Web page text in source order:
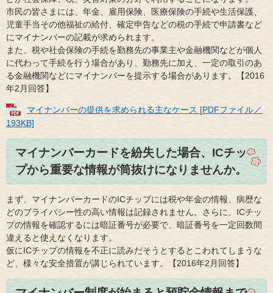
市民の皆さまには、年金、雇用保険、医療保険の手続や生活保護、
児童手当その他福祉の給付、確定申告などの税の手続で申請書など
にマイナンバーの記載が求められます。
また、税や社会保険の手続を勤務先の事業主や金融機関などが個人
に代わって手続を行う場合があり、勤務先に加え、一定の取引のあ
る金融機関などにマイナンバーを提示する場合があります。【2016
年2月回答】
マイナンバーの提供を求められる主なケース [PDFファイル／
193KB]
マイナンバーカードを紛失した場合、ICチッ
プから重要な情報が筒抜けになりませんか。
まず、マイナンバーカードのICチップには税や年金の情報、病歴な
どのプライバシー性の高い情報は記録されません。さらに、ICチッ
プの情報を確認するには暗証番号が必要で、暗証番号を一定回数間
違えると使えなくなります。
仮にICチップの情報を不正に読みだそうとするとこわれてしまうな
ど、様々な安全措置が講じられています。【2016年2月回答】